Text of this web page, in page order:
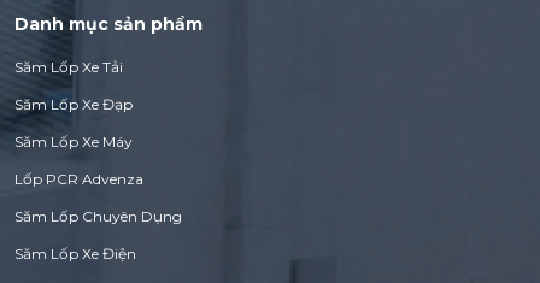
Danh mục sản phẩm
Săm Lốp Xe Tải
Săm Lốp Xe Đạp
Săm Lốp Xe Máy
Lốp PCR Advenza
Săm Lốp Chuyên Dụng
Săm Lốp Xe Điện